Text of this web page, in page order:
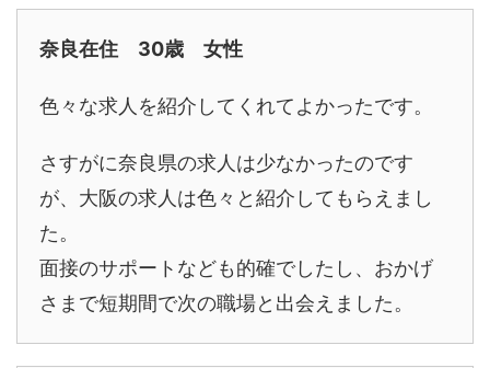
奈良在住 30歳 女性
色々な求人を紹介してくれてよかったです。
さすがに奈良県の求人は少なかったのです
が、大阪の求人は色々と紹介してもらえまし
た。
面接のサポートなども的確でしたし、おかげ
さまで短期間で次の職場と出会えました。